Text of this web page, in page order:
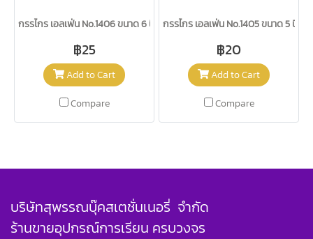
กรรไกร เอลเฟ่น No.1406 ขนาด 6 นิ้ว
฿25
Add to Cart
Compare
กรรไกร เอลเฟ่น No.1405 ขนาด 5 นิ้ว
฿20
Add to Cart
Compare
บริษัทสุพรรณบุ๊คสเตชั่นเนอรี่ จำกัด
ร้านขายอุปกรณ์การเรียน ครบวงจร